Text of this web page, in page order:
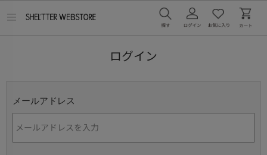
ログイン
メールアドレス